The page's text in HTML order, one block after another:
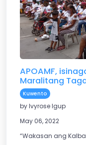
APOAMF,
Maralitang
Kuwento
by Ivyrose Igup
May 06, 2022
“Wakasan ang